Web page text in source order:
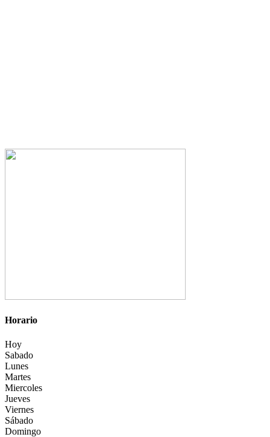
Horario
Hoy
Sabado
Lunes
Martes
Miercoles
Jueves
Viernes
Sábado
Domingo